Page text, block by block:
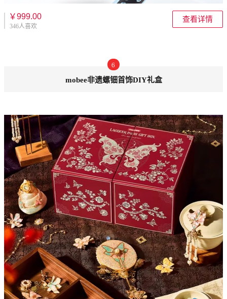
￥999.00
346人喜欢
查看详情
6
mobee非遗螺钿首饰DIY礼盒